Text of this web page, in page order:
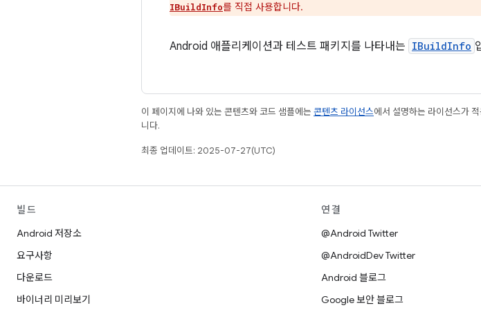
IBuildInfo를 직접 사용합니다.
Android 애플리케이션과 테스트 패키지를 나타내는 IBuildInfo
이 페이지에 나와 있는 콘텐츠와 코드 샘플에는 콘텐츠 라이선스에서 설명하는 라이선스가
니다.
최종 업데이트: 2025-07-27(UTC)
빌드
Android 저장소
요구사항
다운로드
바이너리 미리보기
연결
@Android Twitter
@AndroidDev Twitter
Android 블로그
Google 보안 블로그